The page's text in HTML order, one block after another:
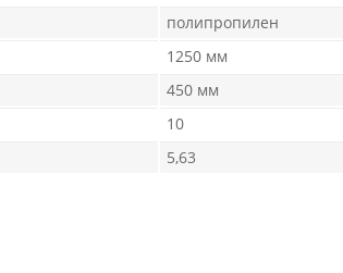
полипропилен
1250 мм
450 мм
10
5,63